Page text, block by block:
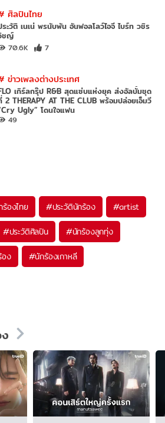
ศิลปินไทย
ระวัติ เนเน่ พรนับพัน อันฟอลโลว์ไอจี ไบร์ท วชิร
ชญ์
70.6K 7
ข่าวเพลงต่างประเทศ
เกิร์ลกรุ๊ป R&B สุดแซ่บแห่งยุค ส่งอัลบั้มชุด
2 THERAPY AT THE CLUB พร้อมปล่อยเอ็มวี
Ugly” โดนใจแฟน
49
ร้องไทย #ประวัตินักร้อง #artist
#ประวัติศิลปิน #นักร้องลูกทุ่ง
อง #นักร้องเกาหลี